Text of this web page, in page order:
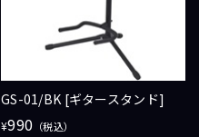
GS-01/BK [ギタースタンド]
¥990 （税込）